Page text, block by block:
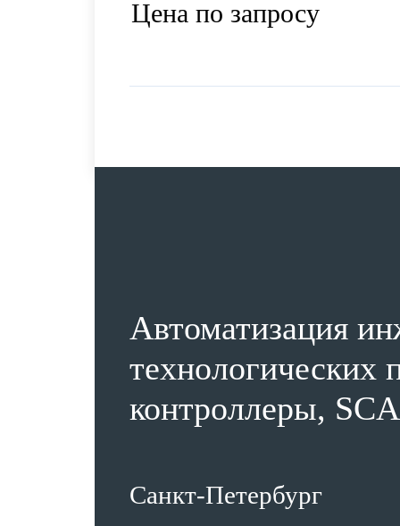
Цена по запросу
Автоматизация
технологических
контроллеры,
Санкт-Петербург